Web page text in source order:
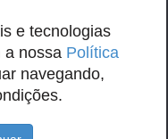
e tecnologias
a nossa Política
navegando,